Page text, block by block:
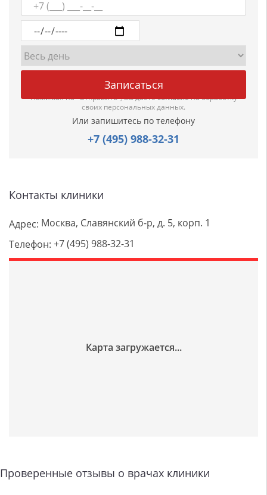
Нажимая на "Отправить", вы даетесогласиена обработку
своих персональных данных.
Или запишитесь по телефону
+7 (495) 988-32-31
Контакты клиники
Адрес: Москва, Славянский б-р, д. 5, корп. 1
Телефон: +7 (495) 988-32-31
Проверенные отзывы о врачах клиники